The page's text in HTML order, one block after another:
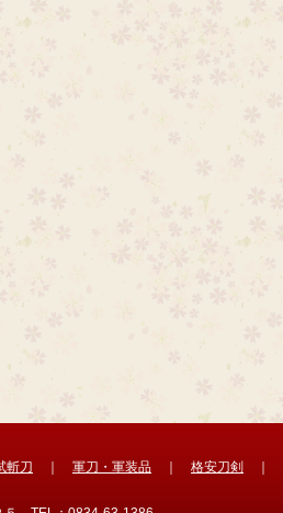
斬刀 軍刀・軍装品 格安刀剣